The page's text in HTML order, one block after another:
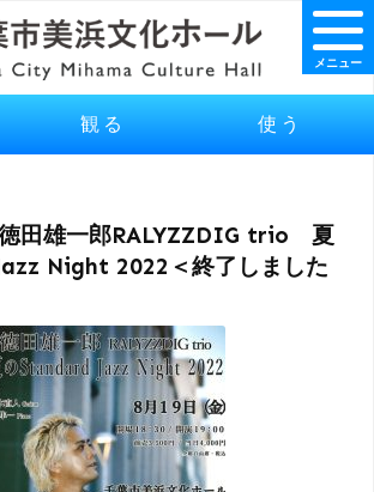
観る 使う
メニュー
徳田雄一郎RALYZZDIG trio 夏
Night 2022＜終了しました